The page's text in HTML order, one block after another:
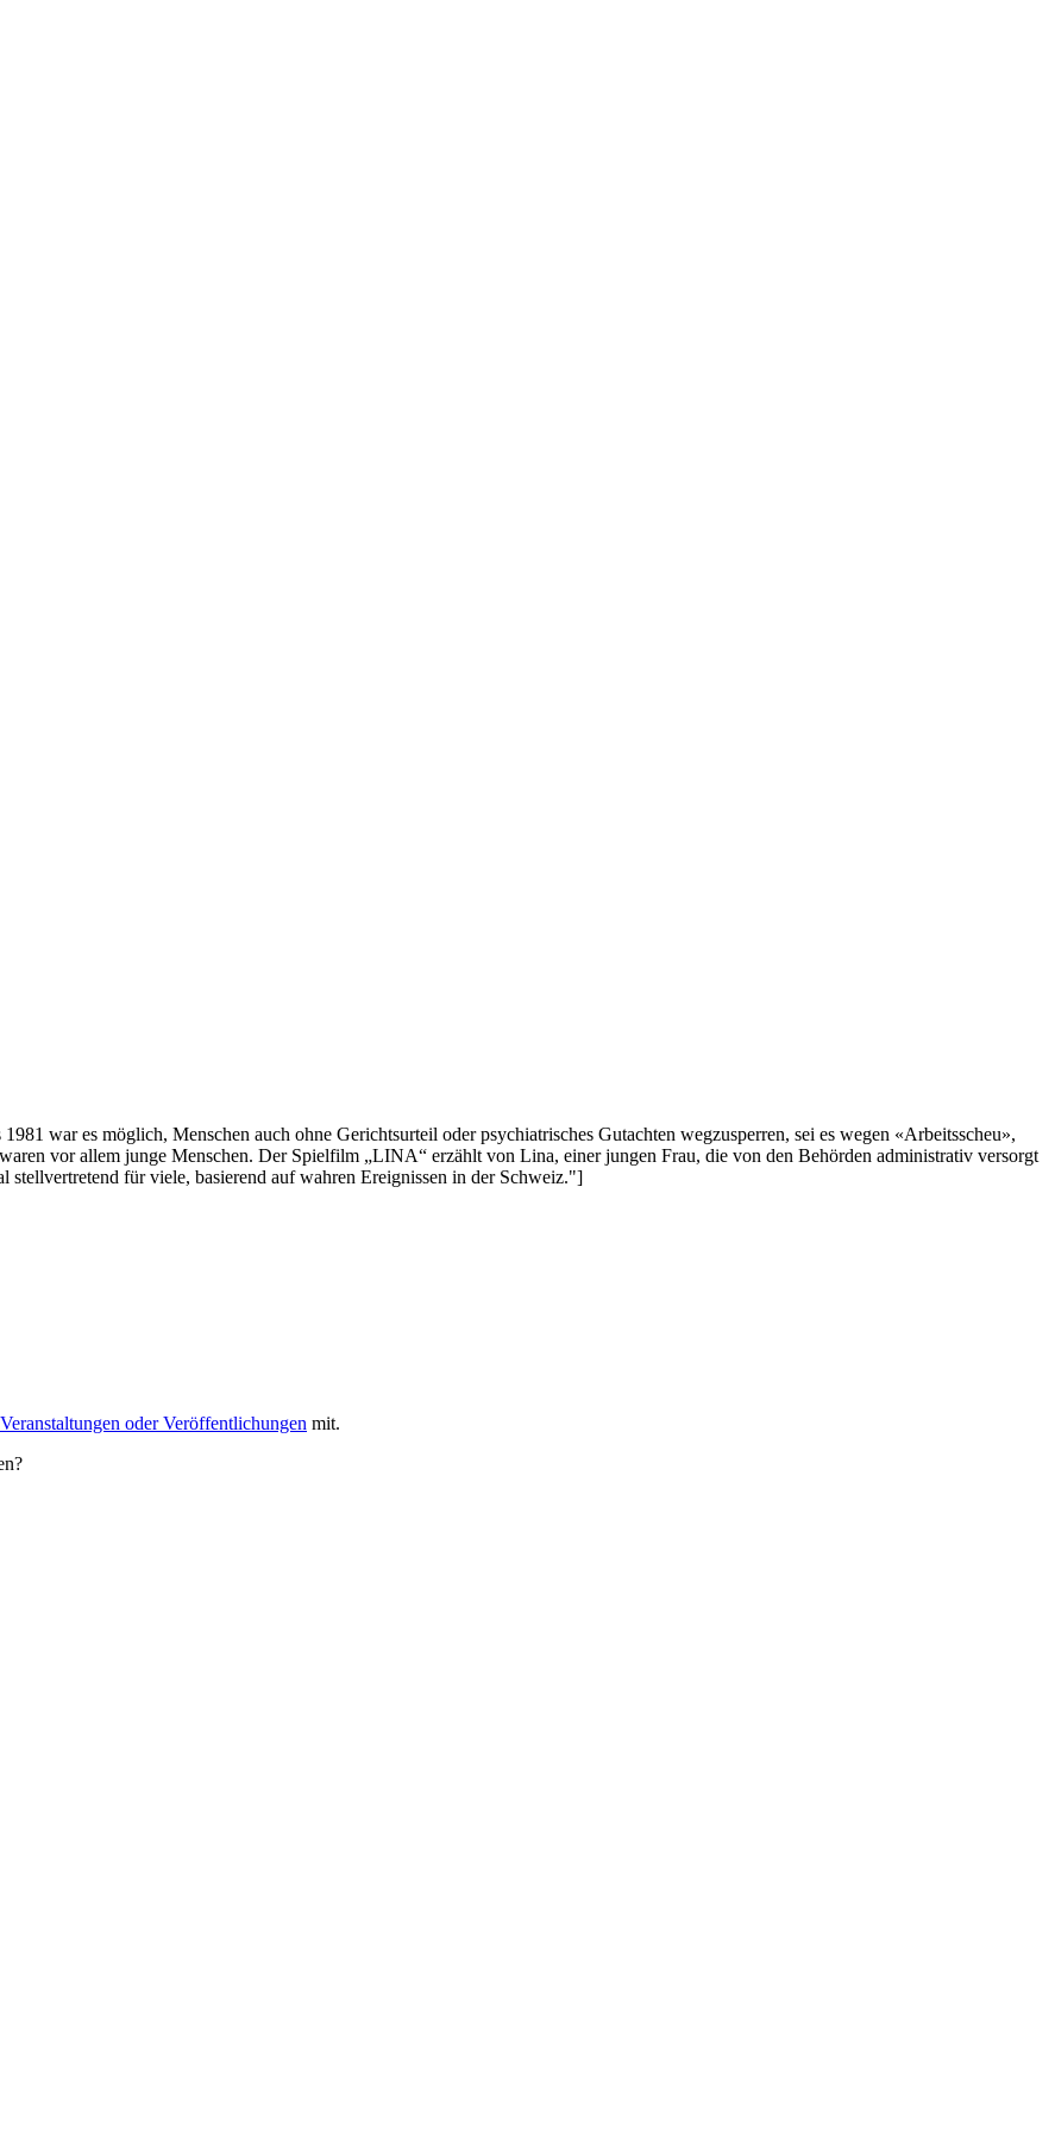
war es möglich, Menschen auch ohne Gerichtsurteil oder psychiatrisches Gutachten wegzusperren, sei es wegen «Arbeitsscheu»,
vor allem junge Menschen. Der Spielfilm „LINA“ erzählt von Lina, einer jungen Frau, die von den Behörden administrativ versorgt
stellvertretend für viele, basierend auf wahren Ereignissen in der Schweiz."]
oder Veröffentlichungen mit.